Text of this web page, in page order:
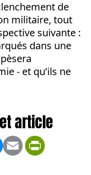
de
militaire, tout
suivante :
dans une
- et qu’ils ne
Messenger
Email